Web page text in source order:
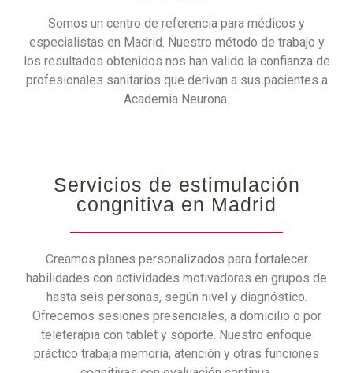
Somos un centro de referencia para médicos y
especialistas en Madrid. Nuestro método de trabajo y
los resultados obtenidos nos han valido la confianza de
profesionales sanitarios que derivan a sus pacientes a
Academia Neurona.
Servicios de estimulación
congnitiva en Madrid
Creamos planes personalizados para fortalecer
habilidades con actividades motivadoras en grupos de
hasta seis personas, según nivel y diagnóstico.
Ofrecemos sesiones presenciales, a domicilio o por
teleterapia con tablet y soporte. Nuestro enfoque
práctico trabaja memoria, atención y otras funciones